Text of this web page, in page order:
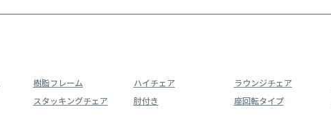
樹脂フレーム ハイチェア ラウンジチェア
スタッキングチェア 肘付き 座回転タイプ